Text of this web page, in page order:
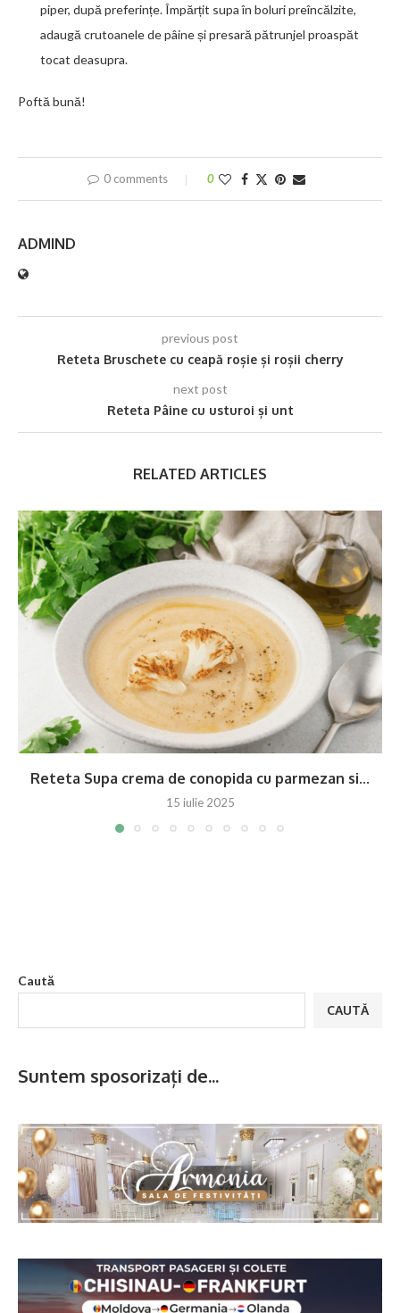
piper, după preferințe. Împărțit supa în boluri preîncălzite,
adaugă crutoanele de pâine și presară pătrunjel proaspăt
tocat deasupra.
Poftă bună!
0 comments 0
ADMIND
previous post
Reteta Bruschete cu ceapă roșie și roșii cherry
next post
Reteta Pâine cu usturoi și unt
RELATED ARTICLES
Reteta Supa crema de conopida cu parmezan si...
15 iulie 2025
Caută
CAUTĂ
Suntem sposorizați de...